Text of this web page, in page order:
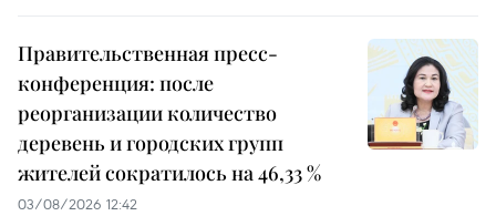
Правительственная пресс-
конференция: после
реорганизации количество
деревень и городских групп
жителей сократилось на 46,33 %
03/08/2026 12:42